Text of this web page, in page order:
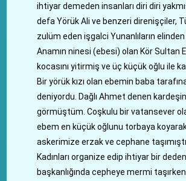
ihtiyar demeden insanları diri diri
defa Yörük Ali ve benzeri direnişçiler,
zulüm eden işgalci Yunanlıların elinden
Anamın ninesi (ebesi) olan Kör Sultan
kocasını yitirmiş ve üç küçük oğlu ile
Bir yörük kızı olan ebemin baba
deniyordu. Dağlı Ahmet denen
görmüştüm. Coşkulu bir vatansever
ebem en küçük oğlunu torbaya koyarak
askerimize erzak ve cephane
Kadınları organize edip ihtiyar bir
başkanlığında cepheye mermi